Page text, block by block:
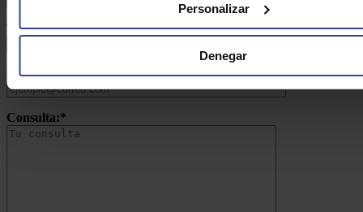
Personalizar
Denegar
Teléfono:*
Email:*
Consulta:*